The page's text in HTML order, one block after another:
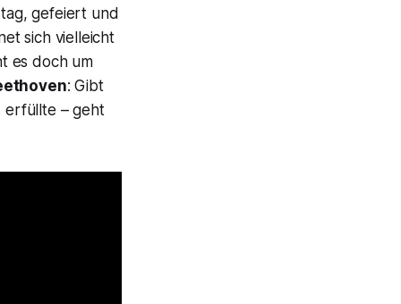
gefeiert und
sich vielleicht
es doch um
: Gibt
erfüllte – geht